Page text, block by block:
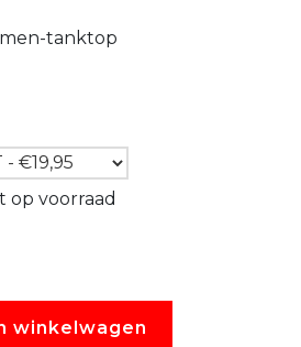
tanktop
op voorraad
winkelwagen